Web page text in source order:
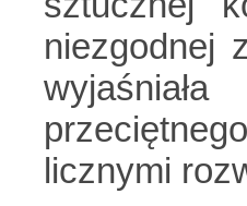
niezgodnej
licznymi